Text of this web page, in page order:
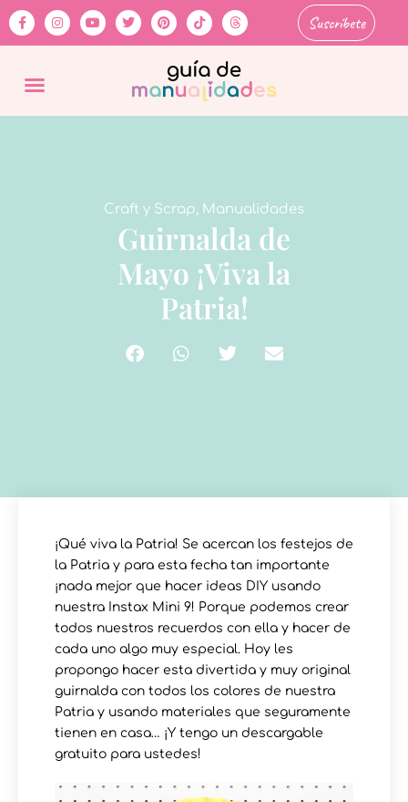
Suscríbete
Craft y Scrap, Manualidades
Guirnalda de
Mayo ¡Viva la
Patria!
¡Qué viva la Patria! Se acercan los festejos de
la Patria y para esta fecha tan importante
¡nada mejor que hacer ideas DIY usando
nuestra Instax Mini 9! Porque podemos crear
todos nuestros recuerdos con ella y hacer de
cada uno algo muy especial. Hoy les
propongo hacer esta divertida y muy original
guirnalda con todos los colores de nuestra
Patria y usando materiales que seguramente
tienen en casa… ¡Y tengo un descargable
gratuito para ustedes!